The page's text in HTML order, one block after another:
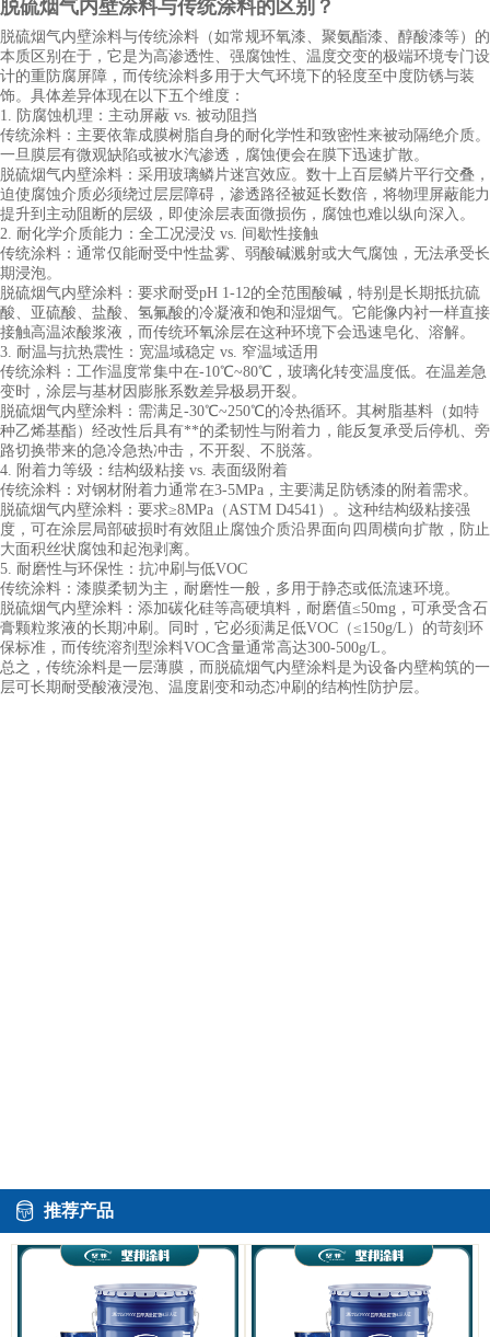
脱硫烟气内壁涂料与传统涂料的区别？
脱硫烟气内壁涂料与传统涂料（如常规环氧漆、聚氨酯漆、醇酸漆等）的
本质区别在于，它是为高渗透性、强腐蚀性、温度交变的极端环境专门设
计的重防腐屏障，而传统涂料多用于大气环境下的轻度至中度防锈与装
饰。具体差异体现在以下五个维度：
1. 防腐蚀机理：主动屏蔽 vs. 被动阻挡
传统涂料：主要依靠成膜树脂自身的耐化学性和致密性来被动隔绝介质。
一旦膜层有微观缺陷或被水汽渗透，腐蚀便会在膜下迅速扩散。
脱硫烟气内壁涂料：采用玻璃鳞片迷宫效应。数十上百层鳞片平行交叠，
迫使腐蚀介质必须绕过层层障碍，渗透路径被延长数倍，将物理屏蔽能力
提升到主动阻断的层级，即使涂层表面微损伤，腐蚀也难以纵向深入。
2. 耐化学介质能力：全工况浸没 vs. 间歇性接触
传统涂料：通常仅能耐受中性盐雾、弱酸碱溅射或大气腐蚀，无法承受长
期浸泡。
脱硫烟气内壁涂料：要求耐受pH 1-12的全范围酸碱，特别是长期抵抗硫
酸、亚硫酸、盐酸、氢氟酸的冷凝液和饱和湿烟气。它能像内衬一样直接
接触高温浓酸浆液，而传统环氧涂层在这种环境下会迅速皂化、溶解。
3. 耐温与抗热震性：宽温域稳定 vs. 窄温域适用
传统涂料：工作温度常集中在-10℃~80℃，玻璃化转变温度低。在温差急
变时，涂层与基材因膨胀系数差异极易开裂。
脱硫烟气内壁涂料：需满足-30℃~250℃的冷热循环。其树脂基料（如特
种乙烯基酯）经改性后具有**的柔韧性与附着力，能反复承受后停机、旁
路切换带来的急冷急热冲击，不开裂、不脱落。
4. 附着力等级：结构级粘接 vs. 表面级附着
传统涂料：对钢材附着力通常在3-5MPa，主要满足防锈漆的附着需求。
脱硫烟气内壁涂料：要求≥8MPa（ASTM D4541）。这种结构级粘接强
度，可在涂层局部破损时有效阻止腐蚀介质沿界面向四周横向扩散，防止
大面积丝状腐蚀和起泡剥离。
5. 耐磨性与环保性：抗冲刷与低VOC
传统涂料：漆膜柔韧为主，耐磨性一般，多用于静态或低流速环境。
脱硫烟气内壁涂料：添加碳化硅等高硬填料，耐磨值≤50mg，可承受含石
膏颗粒浆液的长期冲刷。同时，它必须满足低VOC（≤150g/L）的苛刻环
保标准，而传统溶剂型涂料VOC含量通常高达300-500g/L。
总之，传统涂料是一层薄膜，而脱硫烟气内壁涂料是为设备内壁构筑的一
层可长期耐受酸液浸泡、温度剧变和动态冲刷的结构性防护层。
推荐产品